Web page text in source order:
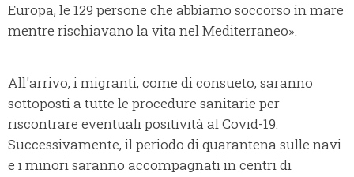
Europa, le 129 persone che abbiamo soccorso in mare
mentre rischiavano la vita nel Mediterraneo».
All'arrivo, i migranti, come di consueto, saranno
sottoposti a tutte le procedure sanitarie per
riscontrare eventuali positività al Covid-19.
Successivamente, il periodo di quarantena sulle navi
e i minori saranno accompagnati in centri di